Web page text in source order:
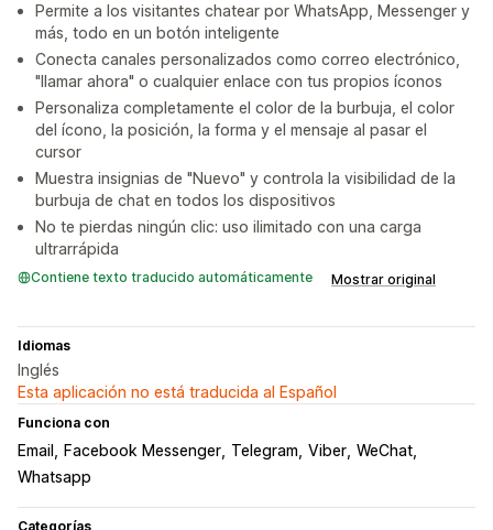
Permite a los visitantes chatear por WhatsApp, Messenger y
más, todo en un botón inteligente
Conecta canales personalizados como correo electrónico,
"llamar ahora" o cualquier enlace con tus propios íconos
Personaliza completamente el color de la burbuja, el color
del ícono, la posición, la forma y el mensaje al pasar el
cursor
Muestra insignias de "Nuevo" y controla la visibilidad de la
burbuja de chat en todos los dispositivos
No te pierdas ningún clic: uso ilimitado con una carga
ultrarrápida
Contiene texto traducido automáticamente Mostrar original
Idiomas
Inglés
Esta aplicación no está traducida al Español
Funciona con
Email Facebook Messenger Telegram Viber WeChat
Whatsapp
Categorías